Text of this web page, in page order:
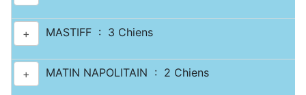
+ MASTIFF : 3 Chiens
+ MATIN NAPOLITAIN : 2 Chiens